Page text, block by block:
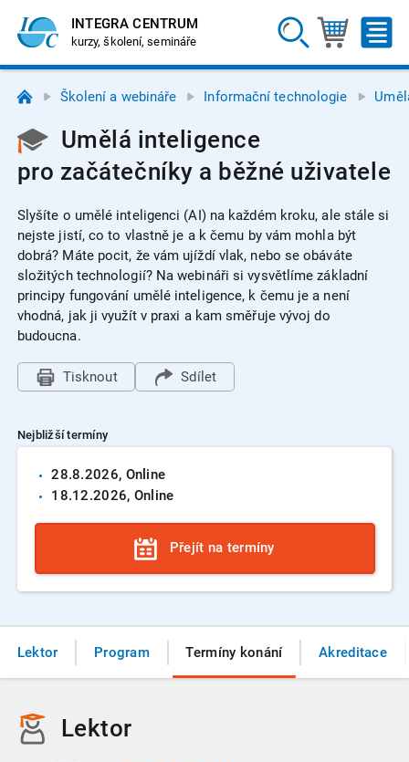
INTEGRA CENTRUM
kurzy, školení, semináře
Školení a webináře Informační technologie
Umělá inteligence
pro začátečníky a běžné uživatele
Slyšíte o umělé inteligenci (AI) na každém kroku, ale stále si
nejste jistí, co to vlastně je a k čemu by vám mohla být
dobrá? Máte pocit, že vám ujíždí vlak, nebo se obáváte
složitých technologií? Na webináři si vysvětlíme základní
principy fungování umělé inteligence, k čemu je a není
vhodná, jak ji využít v praxi a kam směřuje vývoj do
budoucna.
Tisknout Sdílet
Nejbližší termíny
28.8.2026, Online
18.12.2026, Online
Přejít na termíny
Lektor Program Termíny konání Akreditace
Lektor